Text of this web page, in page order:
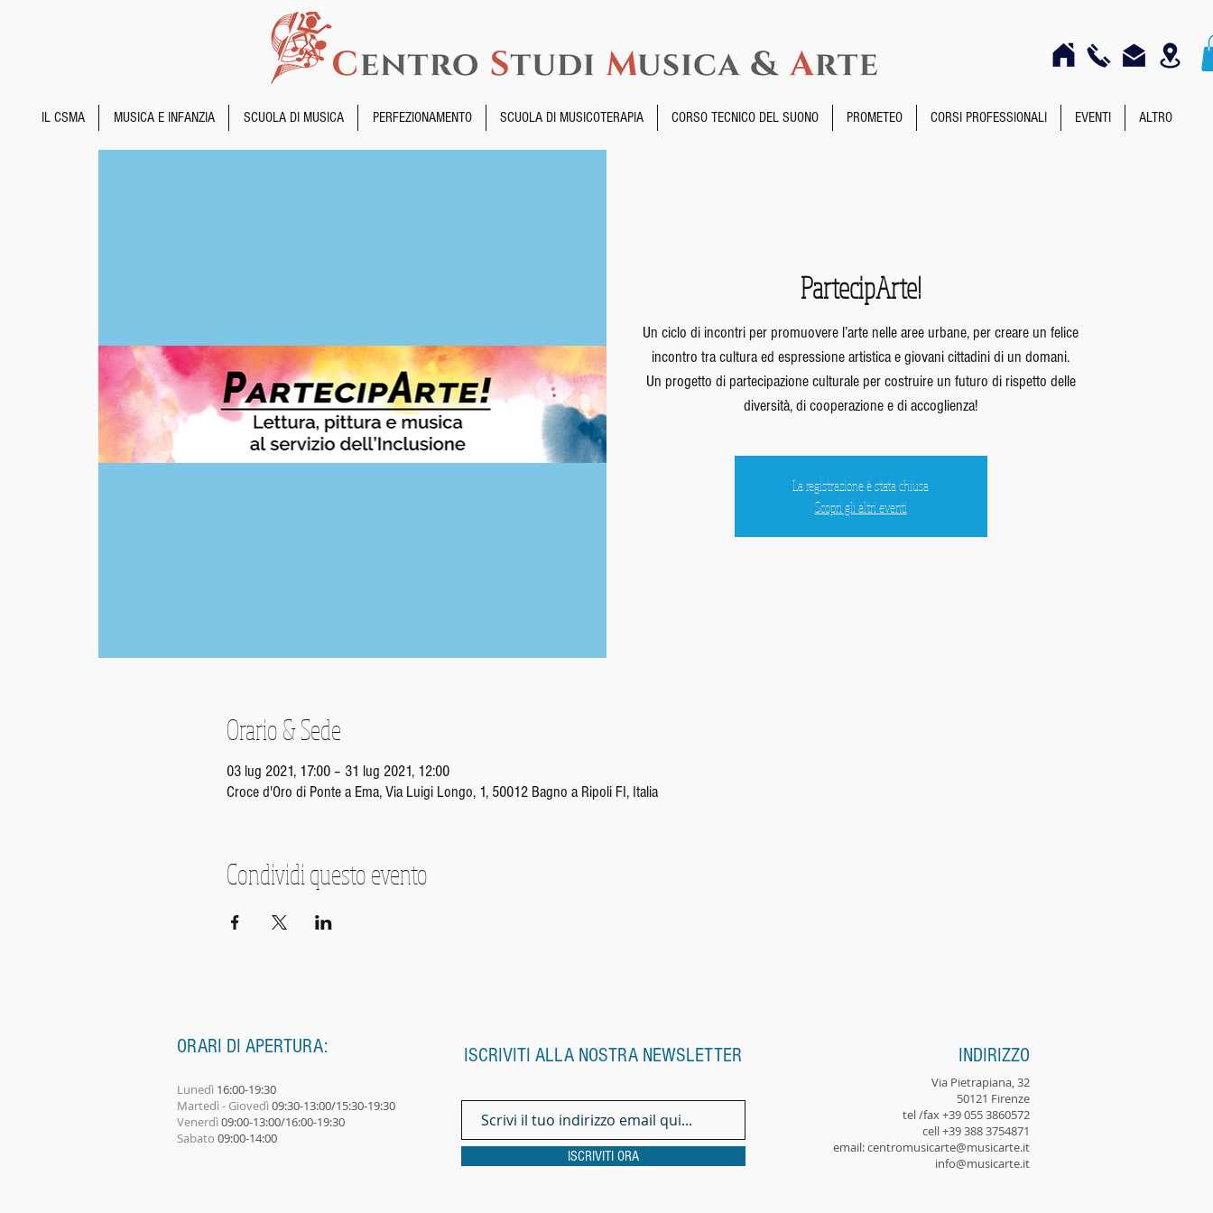
IL CSMA MUSICA E INFANZIA SCUOLA DI MUSICA PERFEZIONAMENTO SCUOLA DI MUSICOTERAPIA CORSO TECNICO DEL SUONO PROMETEO CORSI PROFESSIONALI EVENTI ALTRO
PartecipArte!
Un ciclo di incontri per promuovere l’arte nelle aree urbane, per creare un felice
incontro tra cultura ed espressione artistica e giovani cittadini di un domani.
Un progetto di partecipazione culturale per costruire un futuro di rispetto delle
diversità, di cooperazione e di accoglienza!
La registrazione è stata chiusa
Scopri gli altri eventi
Orario & Sede
03 lug 2021, 17:00 – 31 lug 2021, 12:00
Croce d'Oro di Ponte a Ema, Via Luigi Longo, 1, 50012 Bagno a Ripoli FI, Italia
Condividi questo evento
ORARI DI APERTURA:
Lunedì 16:00-19:30
Martedì - Giovedì 09:30-13:00/15:30-19:30
Venerdì 09:00-13:00/16:00-19:30
Sabato 09:00-14:00​
ISCRIVITI ALLA NOSTRA NEWSLETTER
ISCRIVITI ORA
INDIRIZZO
Via Pietrapiana, 32
50121 Firenze
tel /fax +39 055 3860572
cell +39 388 3754871
email:centromusicarte@musicarte.it
info@musicarte.it